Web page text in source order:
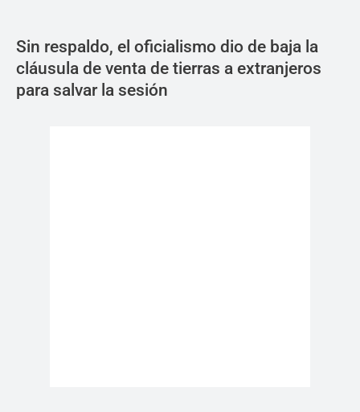
Sin respaldo, el oficialismo dio de baja la
cláusula de venta de tierras a extranjeros
para salvar la sesión